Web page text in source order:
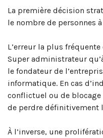
La première décision
le nombre de personnes
L’erreur la plus
Super administrateur
le fondateur de
informatique. En cas
conflictuel ou de
de perdre définitivement
À l’inverse, une